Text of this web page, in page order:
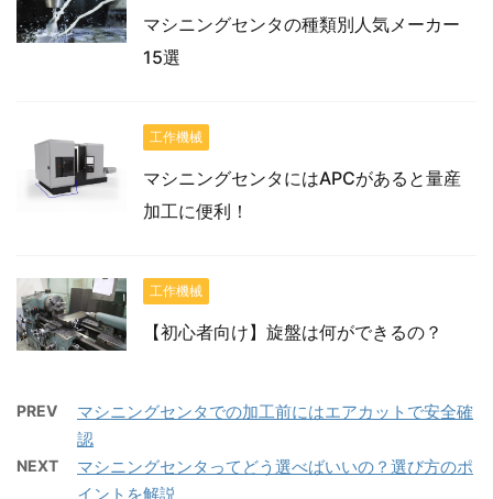
マシニングセンタの種類別人気メーカー
15選
工作機械
マシニングセンタにはAPCがあると量産
加工に便利！
工作機械
【初心者向け】旋盤は何ができるの？
PREV
マシニングセンタでの加工前にはエアカットで安全確
認
NEXT
マシニングセンタってどう選べばいいの？選び方のポ
イントを解説